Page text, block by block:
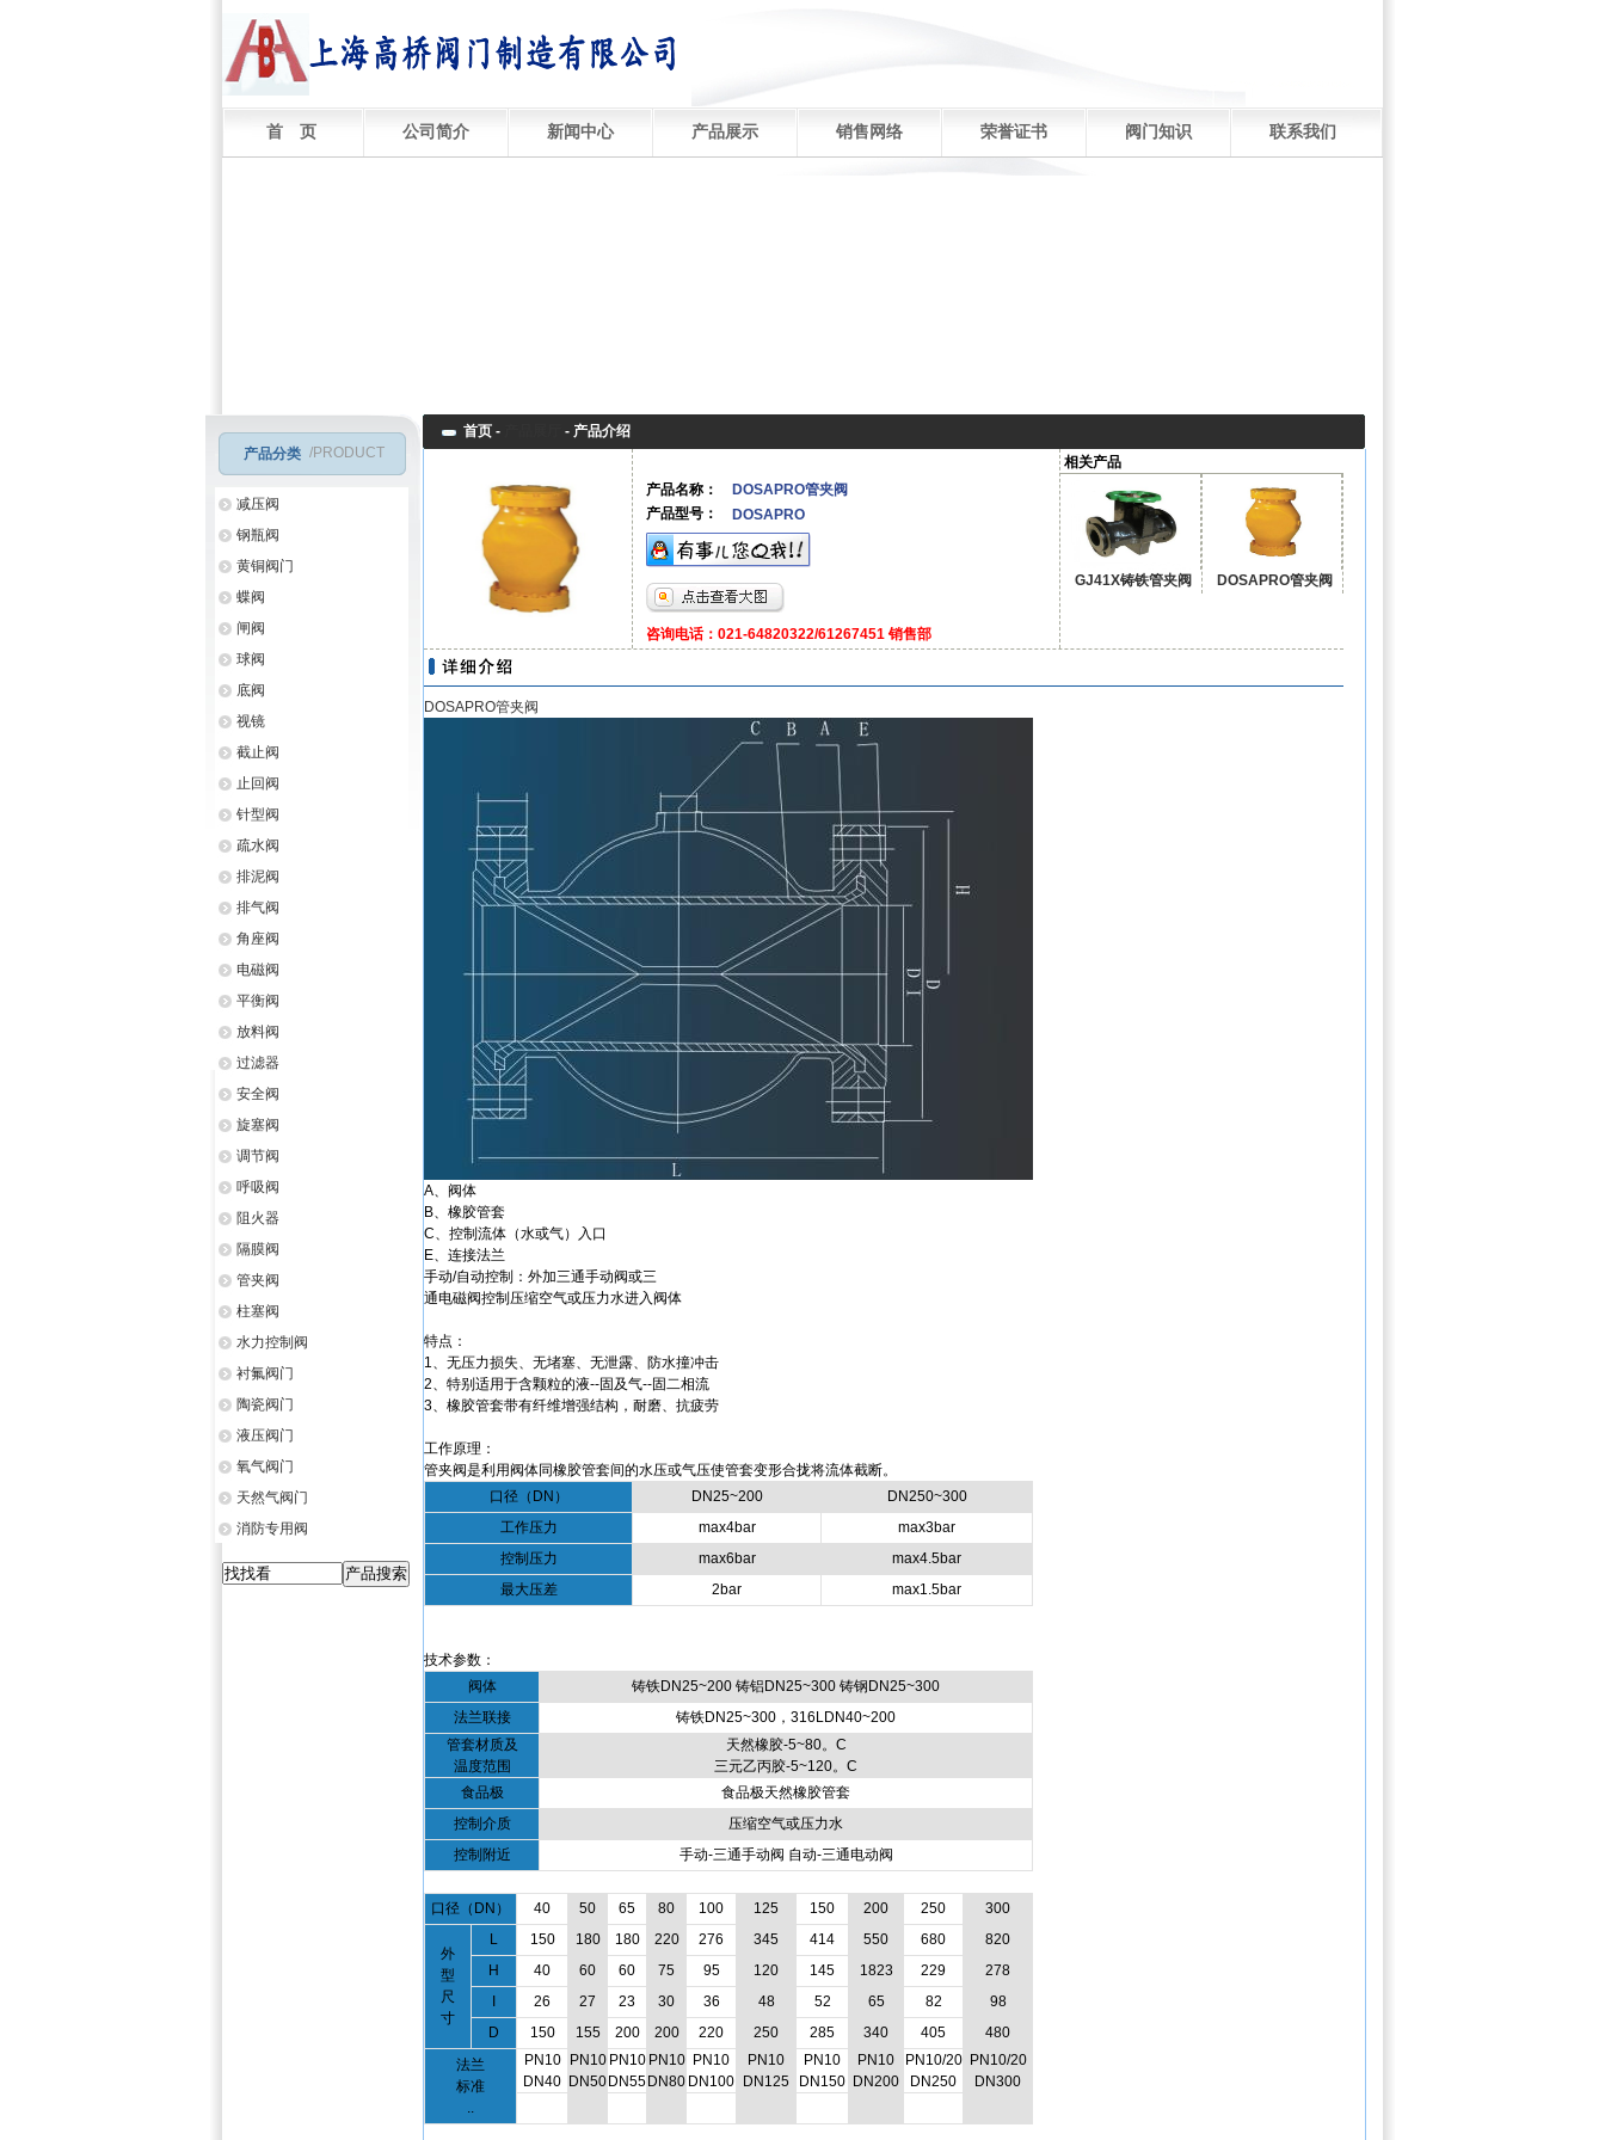
首 页 公司简介 新闻中心 产品展示 销售网络 荣誉证书 阀门知识 联系我们
产品分类 /PRODUCT
减压阀
钢瓶阀
黄铜阀门
蝶阀
闸阀
球阀
底阀
视镜
截止阀
止回阀
针型阀
疏水阀
排泥阀
排气阀
角座阀
电磁阀
平衡阀
放料阀
过滤器
安全阀
旋塞阀
调节阀
呼吸阀
阻火器
隔膜阀
管夹阀
柱塞阀
水力控制阀
衬氟阀门
陶瓷阀门
液压阀门
氧气阀门
天然气阀门
消防专用阀
首页 - - 产品介绍
产品名称：
DOSAPRO管夹阀
产品型号：
DOSAPRO
咨询电话：021-64820322/61267451 销售部
相关产品
GJ41X铸铁管夹阀 DOSAPRO管夹阀
DOSAPRO管夹阀
A、阀体
B、橡胶管套
C、控制流体（水或气）入口
E、连接法兰
手动/自动控制：外加三通手动阀或三
通电磁阀控制压缩空气或压力水进入阀体
特点：
1、无压力损失、无堵塞、无泄露、防水撞冲击
2、特别适用于含颗粒的液--固及气--固二相流
3、橡胶管套带有纤维增强结构，耐磨、抗疲劳
工作原理：
管夹阀是利用阀体同橡胶管套间的水压或气压使管套变形合拢将流体截断。
口径（DN）
DN25~200
DN250~300
工作压力
max4bar
max3bar
控制压力
max6bar
max4.5bar
最大压差
2bar max1.5bar
技术参数：
阀体
铸铁DN25~200 铸铝DN25~300 铸钢DN25~300
法兰联接
铸铁DN25~300，316LDN40~200
管套材质及
温度范围
天然橡胶-5~80。C
三元乙丙胶-5~120。C
食品极
食品极天然橡胶管套
控制介质
压缩空气或压力水
控制附近
手动-三通手动阀 自动-三通电动阀
口径（DN） 40 50 65 80 100 125 150 200 250 300
外
型
尺
寸
L 150 180 180 220 276 345 414 550 680
820
H
40 60 60 75 95 120 145 1823 229
278
26 27 23 30 36 48 52 65 82
98
D
150 155 200 200 220 250 285 340 405
480
法兰
标准
..
PN10
DN40
PN10
DN50
PN10
DN55
PN10
DN80
PN10
DN100
PN10
DN125
PN10
DN150
PN10
DN200
PN10/20
DN250
PN10/20
DN300